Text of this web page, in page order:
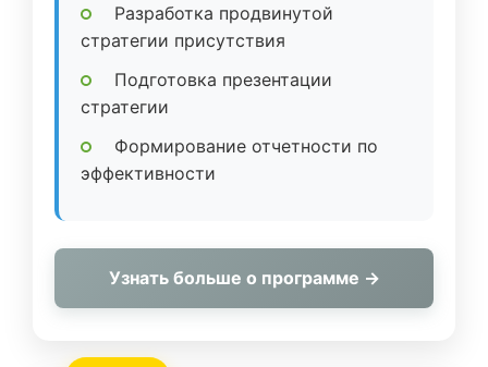
Разработка продвинутой
стратегии присутствия
Подготовка презентации
стратегии
Формирование отчетности по
эффективности
Узнать больше о программе →